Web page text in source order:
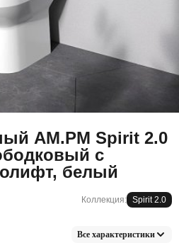
AM.PM Spirit 2.0
с
белый
Коллекция: Spirit 2.0
Все характеристики